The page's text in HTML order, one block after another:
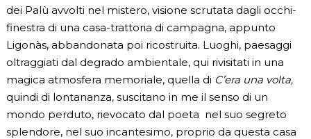
dei Palù avvolti nel mistero, visione scrutata dagli occhi-
finestra di una casa-trattoria di campagna, appunto
Ligonàs, abbandonata poi ricostruita. Luoghi, paesaggi
oltraggiati dal degrado ambientale, qui rivisitati in una
magica atmosfera memoriale, quella di C’era una volta,
quindi di lontananza, suscitano in me il senso di un
mondo perduto, rievocato dal poeta nel suo segreto
splendore, nel suo incantesimo, proprio da questa casa